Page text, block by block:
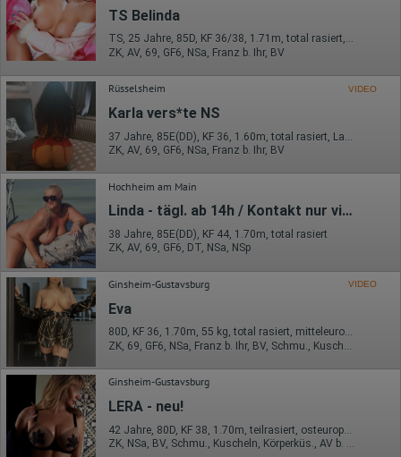
TS Belinda
TS, 25 Jahre, 85D, KF 36/38, 1.71m, total rasiert, Latina
ZK, AV, 69, GF6, NSa, Franz b. Ihr, BV
Rüsselsheim VIDEO
Karla vers*te NS
ZK, AV, 69, GF6, NSa, Franz b. Ihr, BV
Hochheim am Main
Linda - tägl. ab 14h / Kontakt nur via SMS!
38 Jahre, 85E(DD), KF 44, 1.70m, total rasiert
ZK, AV, 69, GF6, DT, NSa, NSp
Ginsheim-Gustavsburg VIDEO
Eva
80D, KF 36, 1.70m, 55 kg, total rasiert, mitteleuropäisch
Ginsheim-Gustavsburg
LERA - neu!
ZK, NSa, BV, Schmu., Kuscheln, Körperküs., AV b. Ihm, DSa